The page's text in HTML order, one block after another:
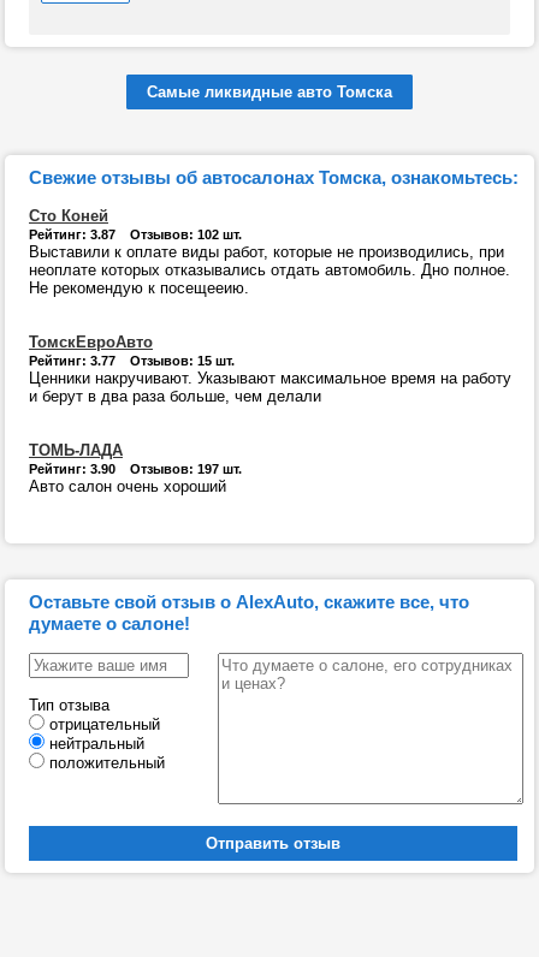
Самые ликвидные авто Томска
Свежие отзывы об автосалонах Томска, ознакомьтесь:
Сто Коней
Рейтинг: 3.87 Отзывов: 102 шт.
Выставили к оплате виды работ, которые не производились, при
неоплате которых отказывались отдать автомобиль. Дно полное.
Не рекомендую к посещееию.
ТомскЕвроАвто
Рейтинг: 3.77 Отзывов: 15 шт.
Ценники накручивают. Указывают максимальное время на работу
и берут в два раза больше, чем делали
ТОМЬ-ЛАДА
Рейтинг: 3.90 Отзывов: 197 шт.
Авто салон очень хороший
Оставьте свой отзыв о AlexAuto, скажите все, что
думаете о салоне!
Тип отзыва
отрицательный
нейтральный
положительный